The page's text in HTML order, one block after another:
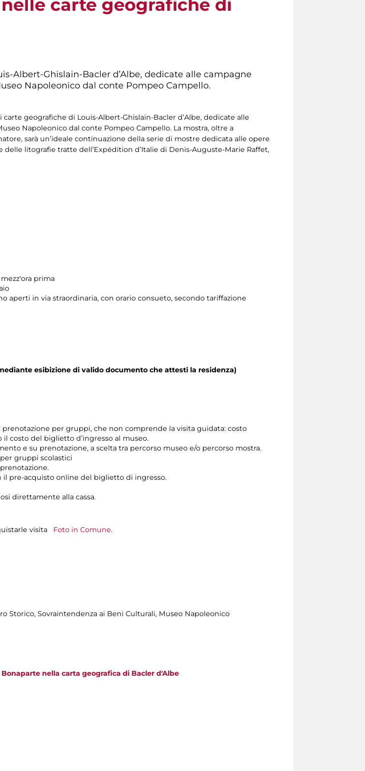
carte geografiche di
Albert-Ghislain-Bacler d’Albe, dedicate alle campagne
Napoleonico dal conte Pompeo Campello.
geografiche di Louis-Albert-Ghislain-Bacler d’Albe, dedicate alle
Napoleonico dal conte Pompeo Campello. La mostra, oltre a
sarà un’ideale continuazione della serie di mostre dedicata alle opere
litografie tratte dell’Expédition d’Italie di Denis-Auguste-Marie Raffet,
prima
aperti in via straordinaria, con orario consueto, secondo tariffazione
esibizione di valido documento che attesti la residenza)
per gruppi, che non comprende la visita guidata: costo
costo del biglietto d’ingresso al museo.
e su prenotazione, a scelta tra percorso museo e/o percorso mostra.
gruppi scolastici
il pre-acquisto online del biglietto di ingresso.
direttamente alla cassa.
visita Foto in Comune.
Storico, Sovraintendenza ai Beni Culturali, Museo Napoleonico
nella carta geografica di Bacler d'Albe